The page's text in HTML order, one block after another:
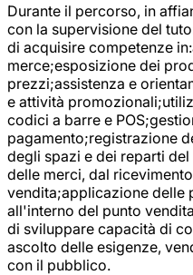
Durante il percorso, in
con la supervisione del
di acquisire competenze
merce;esposizione dei
prezzi;assistenza e
e attività
codici a barre e
pagamento;registrazione
degli spazi e dei reparti
delle merci, dal
vendita;applicazione delle
all'interno del punto
di sviluppare capacità di
ascolto delle esigenze,
con il pubblico.